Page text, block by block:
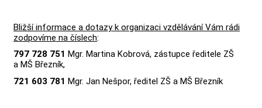
Bližší informace a dotazy k organizaci vzdělávání Vám rádi
zodpovíme na číslech:
797 728 751 Mgr. Martina Kobrová, zástupce ředitele ZŠ
a MŠ Březník,
721 603 781 Mgr. Jan Nešpor, ředitel ZŠ a MŠ Březník